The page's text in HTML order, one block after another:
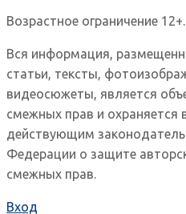
Возрастное ограничение 12+.
Вся информация,
статьи, тексты,
видеосюжеты, является
смежных прав и охраняется
действующим
Федерации о защите
смежных прав.
Вход